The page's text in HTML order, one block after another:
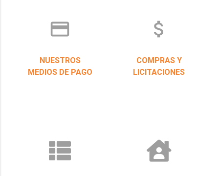
credit_card
NUESTROS
MEDIOS DE PAGO
attach_money
COMPRAS Y
LICITACIONES